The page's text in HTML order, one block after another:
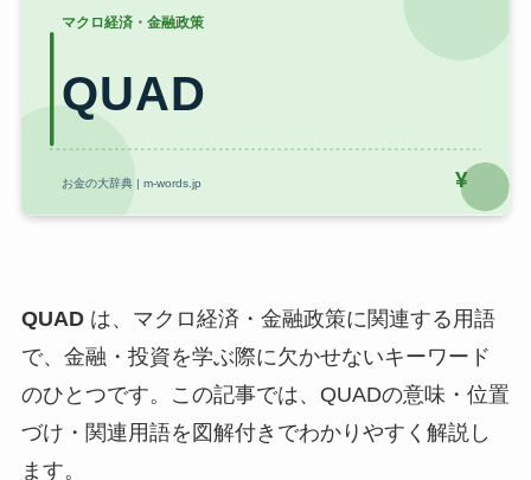
QUADは、マクロ経済・金融政策に関連する用語
で、金融・投資を学ぶ際に欠かせないキーワード
のひとつです。この記事では、QUADの意味・位置
づけ・関連用語を図解付きでわかりやすく解説し
ます。